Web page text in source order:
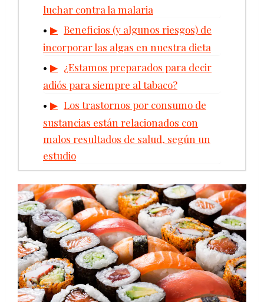
luchar contra la malaria
Beneficios (y algunos riesgos) de
incorporar las algas en nuestra dieta
¿Estamos preparados para decir
adiós para siempre al tabaco?
Los trastornos por consumo de
sustancias están relacionados con
malos resultados de salud, según un
estudio